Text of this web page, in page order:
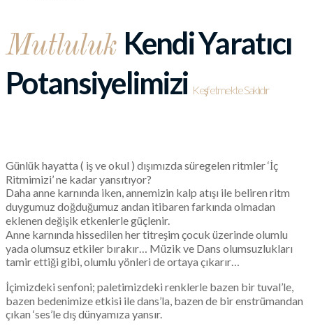
Mutluluk Kendi Yaratıcı
Potansiyelimizi Keşfetmekte Saklıdır
Günlük hayatta ( iş ve okul ) dışımızda süregelen ritmler ‘İç
Ritmimizi’ ne kadar yansıtıyor?
Daha anne karnında iken, annemizin kalp atışı ile beliren ritm
duygumuz doğduğumuz andan itibaren farkında olmadan
eklenen değişik etkenlerle güçlenir.
Anne karnında hissedilen her titreşim çocuk üzerinde olumlu
yada olumsuz etkiler bırakır… Müzik ve Dans olumsuzlukları
tamir ettiği gibi, olumlu yönleri de ortaya çıkarır…
İçimizdeki senfoni; paletimizdeki renklerle bazen bir tuval’le,
bazen bedenimize etkisi ile dans’la, bazen de bir enstrümandan
çıkan ‘ses’le dış dünyamıza yansır.